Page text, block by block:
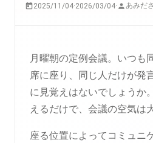
2025/11/04·2026/03/04· あみだ
月曜朝の定例会議。いつも
席に座り、同じ人だけが発
に見覚えはないでしょうか
えるだけで、会議の空気は
座る位置によってコミュニ